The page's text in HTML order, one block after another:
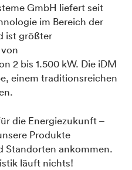
GmbH liefert seit
im Bereich der
ist größter
2 bis 1.500 kW. Die iDM
einem traditionsreichen
die Energiezukunft –
Produkte
Standorten ankommen.
läuft nichts!